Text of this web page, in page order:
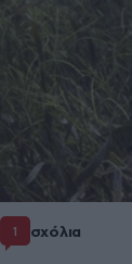
1 σχόλια